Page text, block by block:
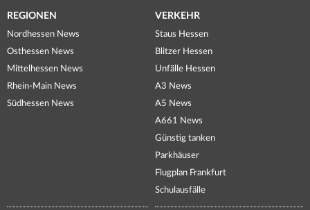
REGIONEN
Nordhessen News
Osthessen News
Mittelhessen News
Rhein-Main News
Südhessen News
VERKEHR
Staus Hessen
Blitzer Hessen
Unfälle Hessen
A3 News
A5 News
A661 News
Günstig tanken
Parkhäuser
Flugplan Frankfurt
Schulausfälle